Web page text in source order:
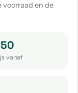
Tayron
voorraad en de
vanaf